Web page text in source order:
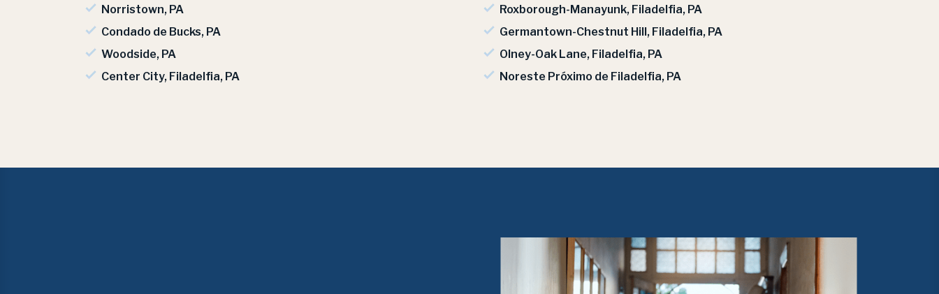
Norristown, PA
Condado de Bucks, PA
Woodside, PA
Center City, Filadelfia, PA
Roxborough-Manayunk, Filadelfia, PA
Germantown-Chestnut Hill, Filadelfia, PA
Olney-Oak Lane, Filadelfia, PA
Noreste Próximo de Filadelfia, PA